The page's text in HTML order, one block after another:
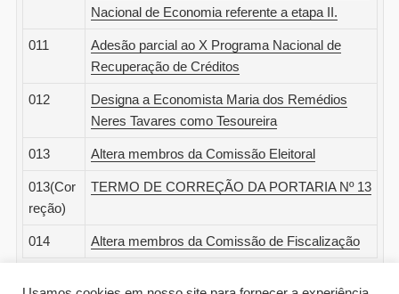
Nacional de Economia referente a etapa II.
011
Adesão parcial ao X Programa Nacional de
Recuperação de Créditos
012
Designa a Economista Maria dos Remédios
Neres Tavares como Tesoureira
013 Altera membros da Comissão Eleitoral
013(Cor
reção)
TERMO DE CORREÇÃO DA PORTARIA Nº 13
014 Altera membros da Comissão de Fiscalização